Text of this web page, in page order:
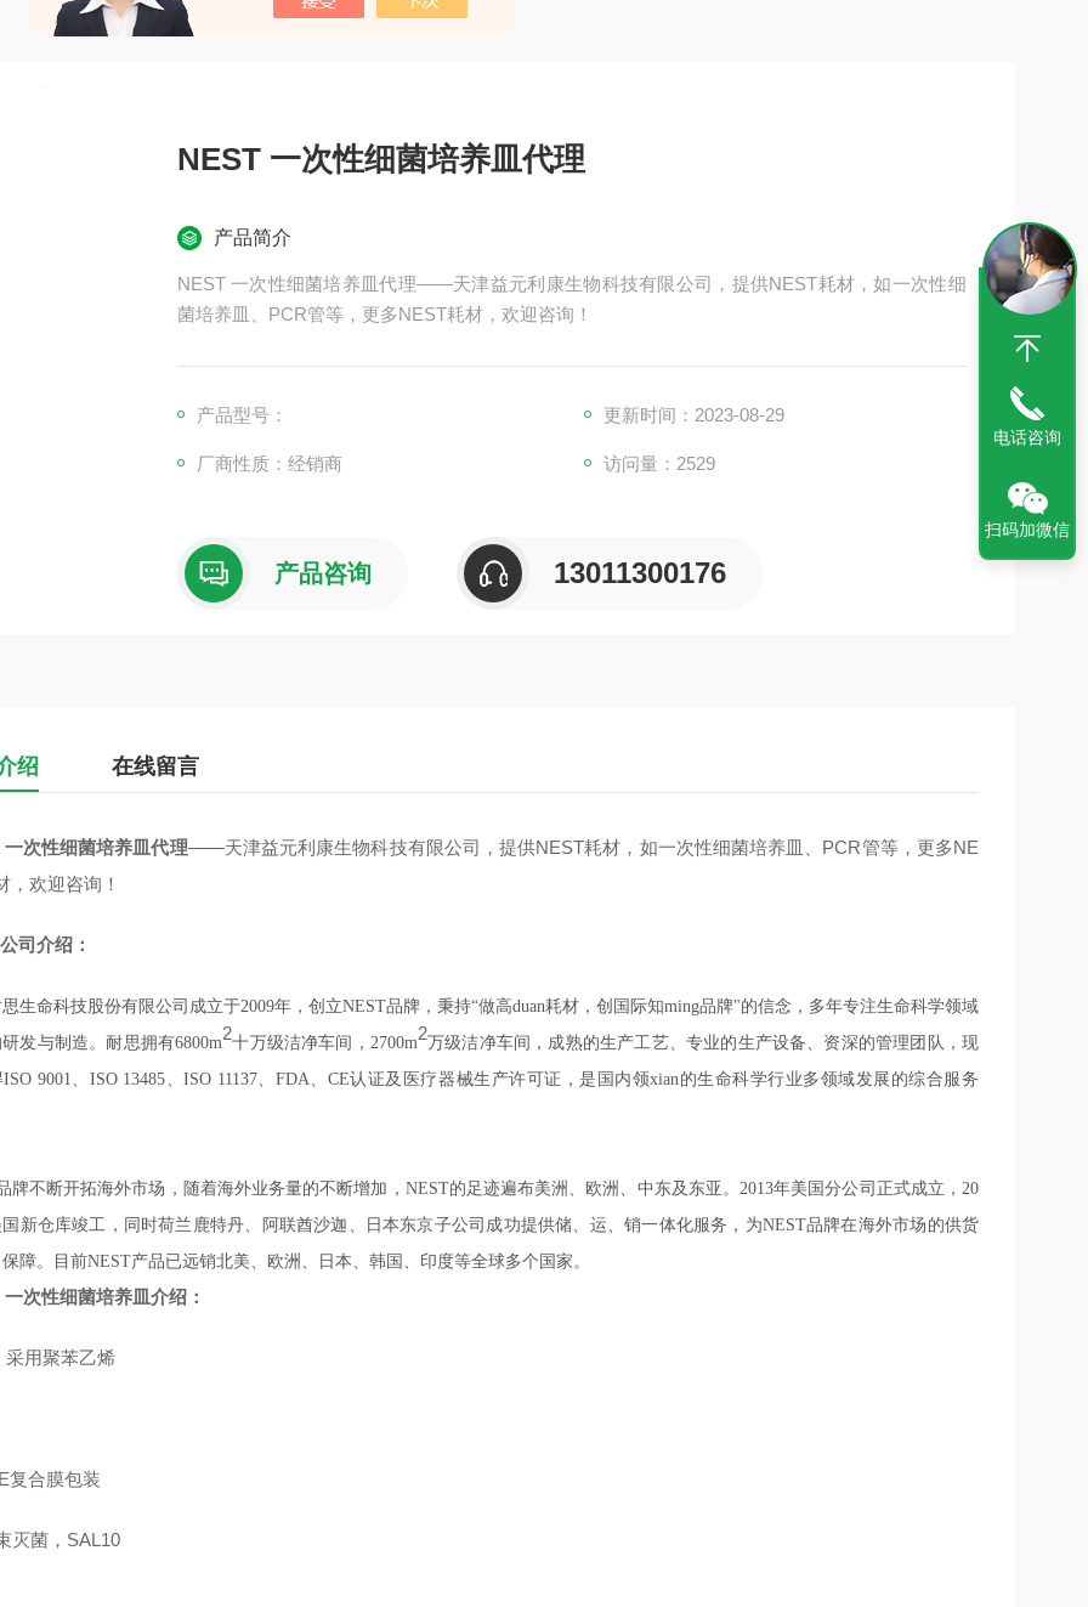
NEST 一次性细菌培养皿代理
产品简介
NEST 一次性细菌培养皿代理——天津益元利康生物科技有限公司，提供NEST耗材，如一次性细
菌培养皿、PCR管等，更多NEST耗材，欢迎咨询！
产品型号： 更新时间：2023-08-29
厂商性质：经销商 访问量：2529
产品咨询 13011300176
绍 在线留言
一次性细菌培养皿代理——天津益元利康生物科技有限公司，提供NEST耗材，如一次性细菌培养皿、PCR管等，更多NE
，欢迎咨询！
司介绍：
生命科技股份有限公司成立于2009年，创立NEST品牌，秉持“做高duan耗材，创国际知ming品牌"的信念，多年专注生命科学领域
发与制造。耐思拥有6800m2十万级洁净车间，2700m2万级洁净车间，成熟的生产工艺、专业的生产设备、资深的管理团队，现
9001、ISO 13485、ISO 11137、FDA、CE认证及医疗器械生产许可证，是国内领xian的生命科学行业多领域发展的综合服务
牌不断开拓海外市场，随着海外业务量的不断增加，NEST的足迹遍布美洲、欧洲、中东及东亚。2013年美国分公司正式成立，20
国新仓库竣工，同时荷兰鹿特丹、阿联酋沙迦、日本东京子公司成功提供储、运、销一体化服务，为NEST品牌在海外市场的供货
障。目前NEST产品已远销北美、欧洲、日本、韩国、印度等全球多个国家。
次性细菌培养皿介绍：
采用聚苯乙烯
复合膜包装
灭菌，SAL10
电话咨询
扫码加微信